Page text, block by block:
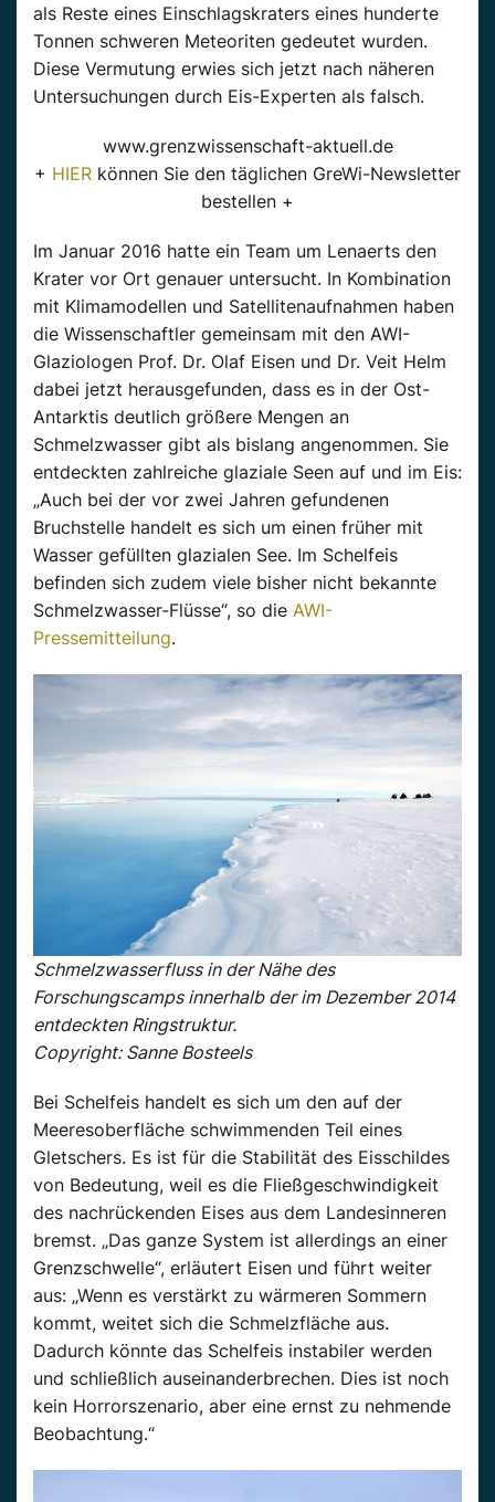
als Reste eines Einschlagskraters eines hunderte
Tonnen schweren Meteoriten gedeutet wurden.
Diese Vermutung erwies sich jetzt nach näheren
Untersuchungen durch Eis-Experten als falsch.
www.grenzwissenschaft-aktuell.de
+ HIER können Sie den täglichen GreWi-Newsletter
bestellen +
Im Januar 2016 hatte ein Team um Lenaerts den
Krater vor Ort genauer untersucht. In Kombination
mit Klimamodellen und Satellitenaufnahmen haben
die Wissenschaftler gemeinsam mit den AWI-
Glaziologen Prof. Dr. Olaf Eisen und Dr. Veit Helm
dabei jetzt herausgefunden, dass es in der Ost-
Antarktis deutlich größere Mengen an
Schmelzwasser gibt als bislang angenommen. Sie
entdeckten zahlreiche glaziale Seen auf und im Eis:
„Auch bei der vor zwei Jahren gefundenen
Bruchstelle handelt es sich um einen früher mit
Wasser gefüllten glazialen See. Im Schelfeis
befinden sich zudem viele bisher nicht bekannte
Schmelzwasser-Flüsse“, so die AWI-
Pressemitteilung.
Schmelzwasserfluss in der Nähe des
Forschungscamps innerhalb der im Dezember 2014
entdeckten Ringstruktur.
Copyright: Sanne Bosteels
Bei Schelfeis handelt es sich um den auf der
Meeresoberfläche schwimmenden Teil eines
Gletschers. Es ist für die Stabilität des Eisschildes
von Bedeutung, weil es die Fließgeschwindigkeit
des nachrückenden Eises aus dem Landesinneren
bremst. „Das ganze System ist allerdings an einer
Grenzschwelle“, erläutert Eisen und führt weiter
aus: „Wenn es verstärkt zu wärmeren Sommern
kommt, weitet sich die Schmelzfläche aus.
Dadurch könnte das Schelfeis instabiler werden
und schließlich auseinanderbrechen. Dies ist noch
kein Horrorszenario, aber eine ernst zu nehmende
Beobachtung.“